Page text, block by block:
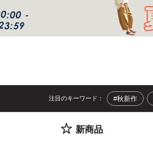
注目のキーワード： #秋新作
新商品